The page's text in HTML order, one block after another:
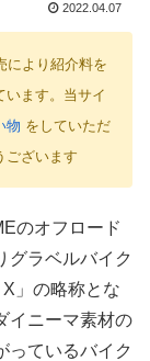
2022.04.07
により紹介料を
います。当サイ
物 をしていただ
ございます
のオフロード
グラベルバイク
」の略称とな
イニーマ素材の
っているバイク